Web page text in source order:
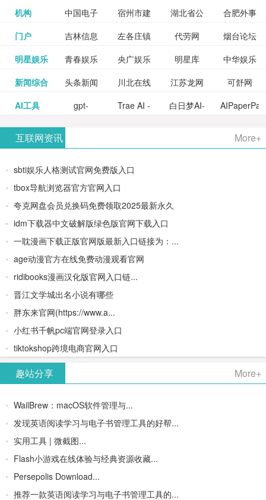
味，豆瓣
电影会推
荐好电影
给你。
预订 鹰
网
力资源和
社会保障
力资源和
社会保障
招聘网
聘才网
更多>>
机构 中国电子
检验检疫
业务网
宿州市建
委网
湖北省公
管局
合肥外事
办
湖北省粮
食局
更多>>
门户 吉林信息
网
左各庄镇
论坛
代劳网
烟台论坛
腾讯充值
中心
更多>>
明星娱乐 青春娱乐
网
央广娱乐
网,
明星库 中华娱乐
网
网易娱乐 更多>>
新闻综合 头条新闻 川北在线 江苏龙网
可舒网
巾帼网
更多>>
AI工具 gpt-
OpenAI最
新AI图像
生成器
Trae AI -
境/深度集
成
Doubao-
1.5-pro与
白日梦AI-
- AI论文写
高质量
PPT
互联网资讯 More+
sbti娱乐人格测试官网免费版入口
tbox导航浏览器官方官网入口
夸克网盘会员兑换码免费领取2025最新永久
idm下载器中文破解版绿色版官网下载入口
一耽漫画下载正版官网版最新入口链接为：...
age动漫官方在线免费动漫观看官网
ridibooks漫画汉化版官网入口链...
晋江文学城出名小说有哪些
胖东来官网(https://www.a...
小红书千帆pc端官网登录入口
tiktokshop跨境电商官网入口
趣站分享 More+
WailBrew：macOS软件管理与...
发现英语阅读学习与电子书管理工具的好帮...
实用工具 | 微截图...
Flash小游戏在线体验与经典资源收藏...
Persepolis Download...
推荐一款英语阅读学习与电子书管理工具的...